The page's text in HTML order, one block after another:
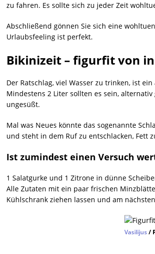
zu fahren. Es sollte sich zu jeder Zeit
Abschließend gönnen Sie sich eine
Urlaubsfeeling ist perfekt.
Bikinizeit – figurfit von
Der Ratschlag, viel Wasser zu trinken, ist
Mindestens 2 Liter sollten es sein,
ungesüßt.
Mal was Neues könnte das sogenannte
und steht in dem Ruf zu entschlacken, Fett
Ist zumindest einen Versuch
1 Salatgurke und 1 Zitrone in dünne
Alle Zutaten mit ein paar frischen
Kühlschrank ziehen lassen und am
Vasilijus/